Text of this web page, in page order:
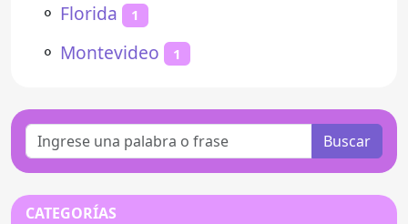
⚬ Florida 1
⚬ Montevideo 1
Buscar
CATEGORÍAS